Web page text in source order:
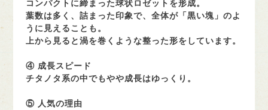
コンパクトに締まった球状ロゼットを形成。
葉数は多く、詰まった印象で、全体が「黒い塊」のよ
うに見えることも。
上から見ると渦を巻くような整った形をしています。
④ 成長スピード
チタノタ系の中でもやや成長はゆっくり。
⑤ 人気の理由